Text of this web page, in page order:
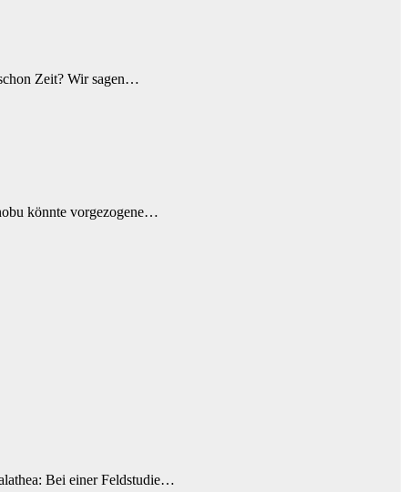
Zeit? Wir sagen…
könnte vorgezogene…
Bei einer Feldstudie…